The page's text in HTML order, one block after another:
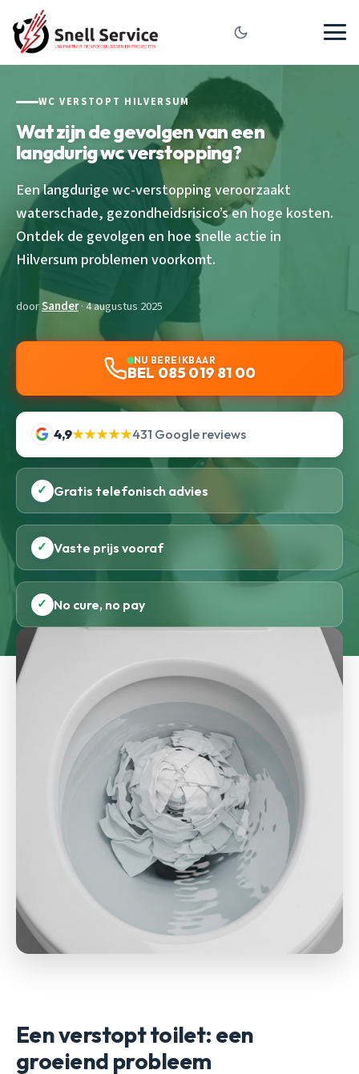
WC VERSTOPT HILVERSUM
Wat zijn de gevolgen van een
langdurig wc verstopping?
Een langdurige wc-verstopping veroorzaakt
waterschade, gezondheidsrisico’s en hoge kosten.
Ontdek de gevolgen en hoe snelle actie in
Hilversum problemen voorkomt.
doorSander· 4 augustus 2025
NU BEREIKBAAR
BEL 085 019 81 00
4,9★★★★★431 Google reviews
✓ Gratis telefonisch advies
✓ Vaste prijs vooraf
✓ No cure, no pay
Een verstopt toilet: een
groeiend probleem